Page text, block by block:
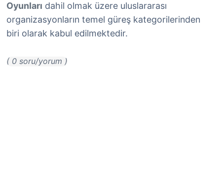
Oyunları dahil olmak üzere uluslararası
organizasyonların temel güreş kategorilerinden
biri olarak kabul edilmektedir.
( 0 soru/yorum )